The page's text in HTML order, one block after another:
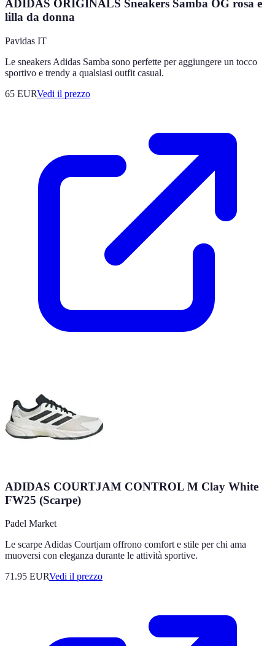
ADIDAS ORIGINALS Sneakers Samba OG rosa e
lilla da donna
Pavidas IT
Le sneakers Adidas Samba sono perfette per aggiungere un tocco
sportivo e trendy a qualsiasi outfit casual.
65 EURVedi il prezzo
ADIDAS COURTJAM CONTROL M Clay White
FW25 (Scarpe)
Padel Market
Le scarpe Adidas Courtjam offrono comfort e stile per chi ama
muoversi con eleganza durante le attività sportive.
71.95 EURVedi il prezzo